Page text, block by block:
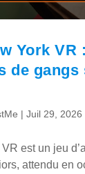
York VR :
de gangs
|Juil 29, 2026
est un jeu
attendu en